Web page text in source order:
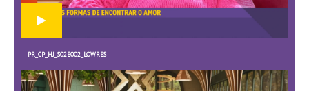
PR_CP_HJ_S02E002_LOWRES